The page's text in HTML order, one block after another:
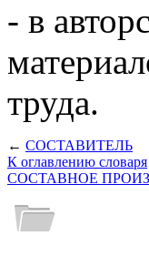
- в
труда.
← СОСТАВИТЕЛЬ
К оглавлению словаря
СОСТАВНОЕ